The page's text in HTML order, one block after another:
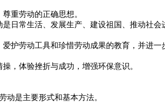
重劳动的正确思想。
日常生活、发展生产、建设祖国、推动社
护劳动工具和珍惜劳动成果的教育，并进
，体验挫折与成功，增强环保意识。
动是主要形式和基本方法。